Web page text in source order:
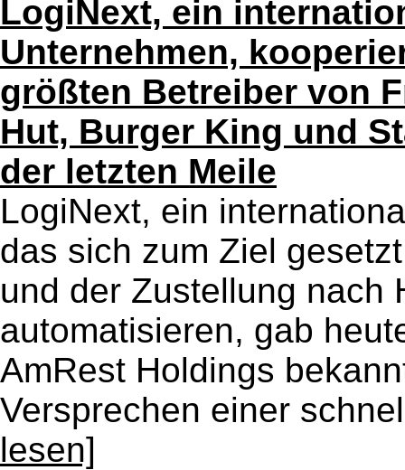
LogiNext, ein
Unternehmen,
größten Betreiber von
Hut, Burger King und
der letzten Meile
LogiNext, ein
das sich zum Ziel
und der Zustellung nach
automatisieren, gab
AmRest Holdings
Versprechen einer
lesen]